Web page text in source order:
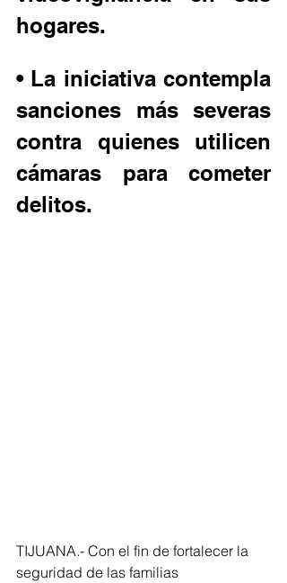
hogares.
• La iniciativa contempla
sanciones más severas
contra quienes utilicen
cámaras para cometer
delitos.
TIJUANA.- Con el fin de fortalecer la
seguridad de las familias